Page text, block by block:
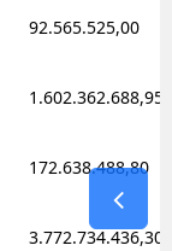
92.565.525,00
1.602.362.688,95
172.638.488,80
3.772.734.436,30